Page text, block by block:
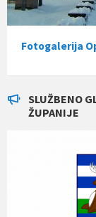
Fotogalerija
SLUŽBENO
ŽUPANIJE